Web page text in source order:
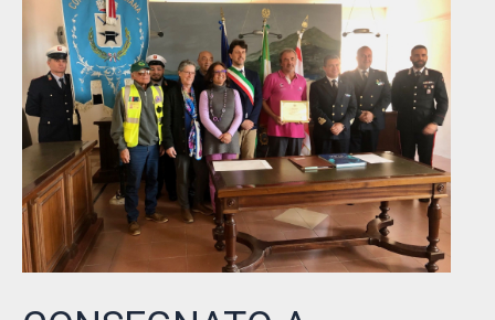
TEMPO
LIBERO
INCONTRA
I
MESSAGGERI
DEL
MARE